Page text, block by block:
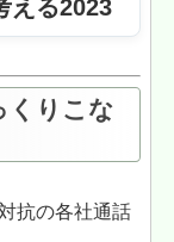
える2023
くりこな
抗の各社通話